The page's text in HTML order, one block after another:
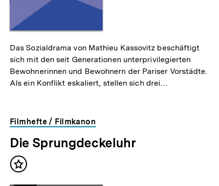
Das Sozialdrama von Mathieu Kassovitz beschäftigt
sich mit den seit Generationen unterprivilegierten
Bewohnerinnen und Bewohnern der Pariser Vorstädte.
Als ein Konflikt eskaliert, stellen sich drei…
Filmhefte / Filmkanon
Die Sprungdeckeluhr
Inhalt